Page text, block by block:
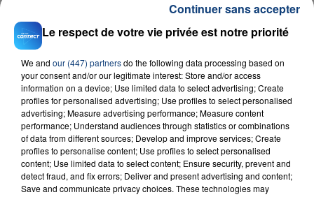
INCENDIE MORTEL À LENS : UNE FEMME ET
SON BÉBÉ ENTRE LA VIE ET LA...
Un homme s'est immolé par le feu après avoir
aspergé sa compagne et leur bébé de trois mois
d'un liquide inflammable.
20 juillet 2026
Le respect de votre vie privée est notre priorité
We and our (447) partnersdo the following data processing based on
your consent and/or our legitimate interest: Store and/or access
information on a device; Use limited data to select advertising; Create
profiles for personalised advertising; Use profiles to select personalised
advertising; Measure advertising performance; Measure content
performance; Understand audiences through statistics or combinations
of data from different sources; Develop and improve services; Create
profiles to personalise content; Use profiles to select personalised
content; Use limited data to select content; Ensure security, prevent and
detect fraud, and fix errors; Deliver and present advertising and content;
Save and communicate privacy choices. These technologies may
Continuer sans accepter